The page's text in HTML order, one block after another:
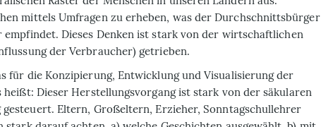
mittels Umfragen zu erheben, was der Durchschnittsbürger
empfindet. Dieses Denken ist stark von der wirtschaftlichen
der Verbraucher) getrieben.
für die Konzipierung, Entwicklung und Visua­li­sierung der
heißt: Dieser Herstel­lungsvor­gang ist stark von der säkularen
ge­steuert. Eltern, Großeltern, Erzieher, Sonntagschullehrer